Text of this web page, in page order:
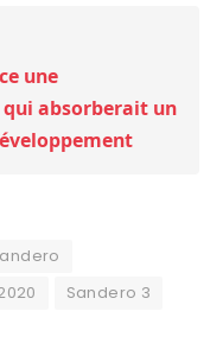
une
absorberait un
Sandero 3